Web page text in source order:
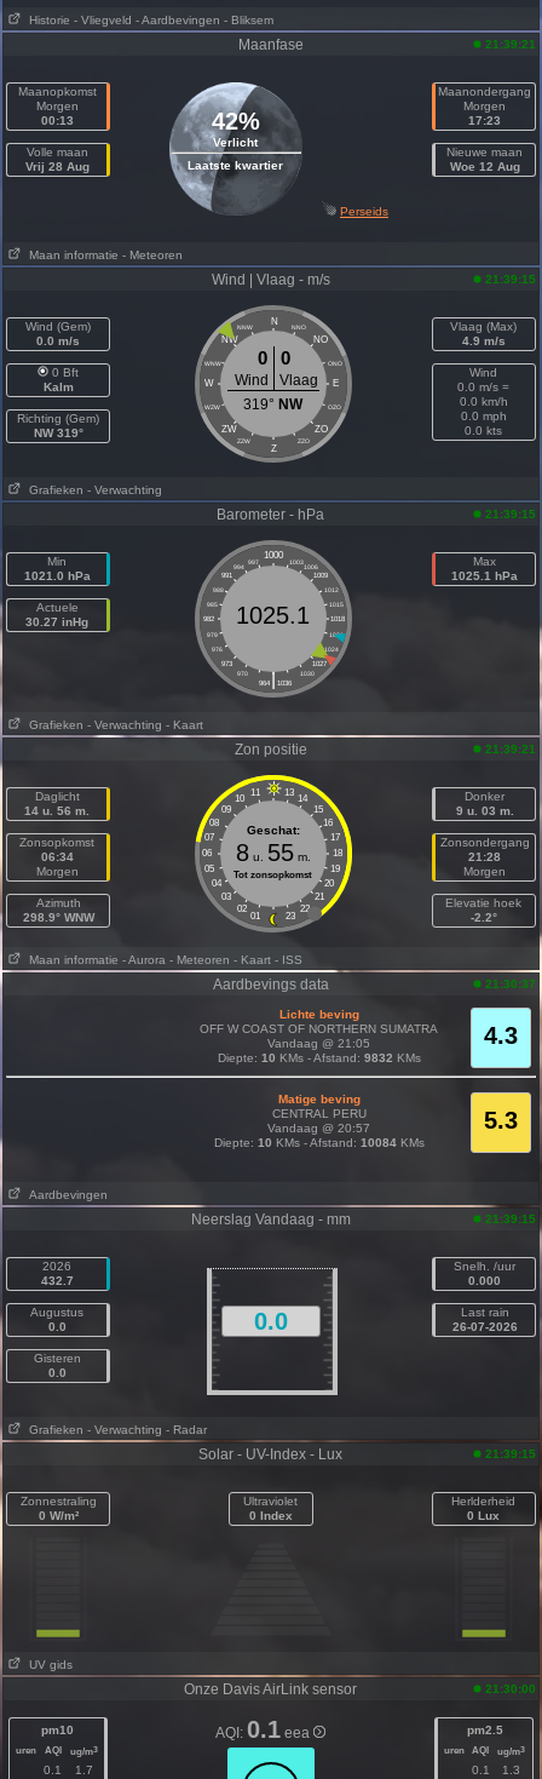
Historie - Vliegveld - Aardbevingen - Bliksem
Maanfase 21:39:21
Maanopkomst
Morgen
00:13
Volle maan
Vrij 28 Aug
42%
Verlicht
Laatste kwartier
Maanondergang
Morgen
17:23
Nieuwe maan
Woe 12 Aug
Perseids
Maan informatie - Meteoren
Wind | Vlaag - m/s 21:39:15
Wind (Gem)
0.0 m/s
0 Bft
Kalm
Richting (Gem)
NW 319°
N
NNW NNO
NW NO
WNW ONO
W E
WZW OZO
ZW ZO
ZZW ZZO
Z
0 0
Wind
Vlaag
319° NW
Vlaag (Max)
4.9 m/s
Wind
0.0 m/s =
0.0 km/h
0.0 mph
0.0 kts
Grafieken - Verwachting
Barometer - hPa 21:39:15
Min
1021.0 hPa
Actuele
30.27 inHg
1000
997 1003
994
1006
991
1009
988
1012
985
1015
982
1018
979
1021
976
1024
973
1027
970
1030
|
964 1036
1025.1
Max
1025.1 hPa
Grafieken - Verwachting - Kaart
Zon positie 21:39:21
Daglicht
14 u. 56 m.
Zonsopkomst
06:34
Morgen
Azimuth
298.9° WNW
11 13
10
14
09
15
08
16
07
17
06
18
05
19
04
20
03
21
02
22
01 23
Geschat:
8u. 55m.
Tot zonsopkomst
Donker
9 u. 03 m.
Zonsondergang
21:28
Morgen
Elevatie hoek
-2.2°
Maan informatie - Aurora - Meteoren - Kaart - ISS
Aardbevings data 21:30:37
4.3
Lichte beving
OFF W COAST OF NORTHERN SUMATRA
Vandaag @ 21:05
Diepte: 10 KMs - Afstand: 9832 KMs
5.3
Matige beving
CENTRAL PERU
Vandaag @ 20:57
Diepte: 10 KMs - Afstand: 10084KMs
Aardbevingen
Neerslag Vandaag - mm 21:39:15
2026
432.7
Augustus
0.0
Gisteren
0.0
0.0
Snelh. /uur
0.000
Last rain
26-07-2026
Grafieken - Verwachting - Radar
Solar - UV-Index - Lux 21:39:15
Zonnestraling
0 W/m²
Ultraviolet
0 Index
Herlderheid
0 Lux
UV gids
Onze Davis AirLink sensor 21:30:00
pm10
uren AQI ug/m3
0.1 1.7
AQI:0.1 eea pm2.5
uren AQI ug/m3
0.1 1.3